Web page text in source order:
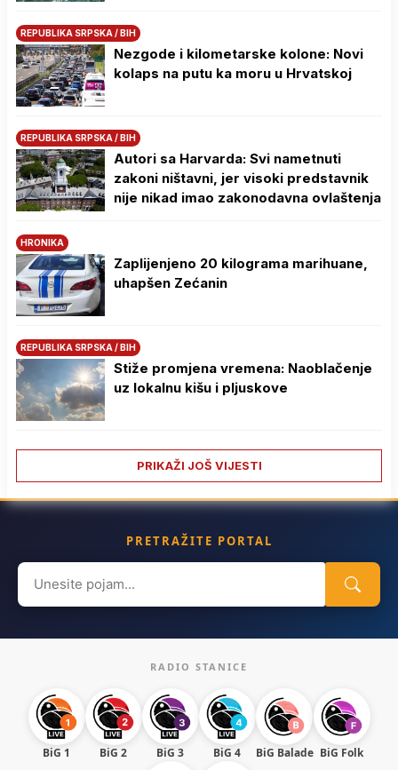
REPUBLIKA SRPSKA / BIH
Nezgode i kilometarske kolone: Novi
kolaps na putu ka moru u Hrvatskoj
REPUBLIKA SRPSKA / BIH
Autori sa Harvarda: Svi nametnuti
zakoni ništavni, jer visoki predstavnik
nije nikad imao zakonodavna ovlaštenja
HRONIKA
Zaplijenjeno 20 kilograma marihuane,
uhapšen Zećanin
REPUBLIKA SRPSKA / BIH
Stiže promjena vremena: Naoblačenje
uz lokalnu kišu i pljuskove
PRIKAŽI JOŠ VIJESTI
PRETRAŽITE PORTAL
Search
for:
RADIO STANICE
BiG 1 BiG 2 BiG 3 BiG 4 BiG Balade BiG Folk